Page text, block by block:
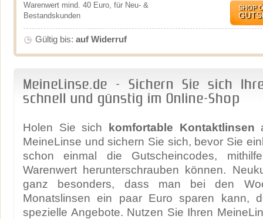
Warenwert mind. 40 Euro, für Neu- &
Bestandskunden
SHOP
Gültig bis: auf Widerruf
MeineLinse.de - Sichern Sie sich
schnell und günstig im Online-Shop
Holen Sie sich komfortable Kontaktlinsen
MeineLinse und sichern Sie sich, bevor Sie
schon einmal die Gutscheincodes,
Warenwert herunterschrauben können.
ganz besonders, dass man bei den
Monatslinsen ein paar Euro sparen kann,
spezielle Angebote. Nutzen Sie Ihren